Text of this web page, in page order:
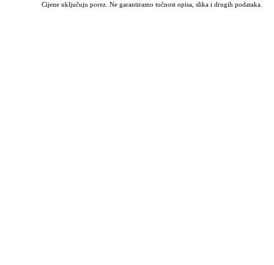
Cijene uključuju porez. Ne garantiramo točnost opisa, slika i drugih podataka.